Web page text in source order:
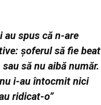
spus că n-are
șoferul să fie beat
să nu aibă număr.
i-au întocmit nici
ridicat-o”